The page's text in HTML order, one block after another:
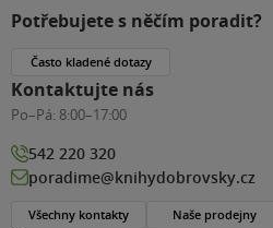
Potřebujete s něčím poradit?
Často kladené dotazy
Kontaktujte nás
Po–Pá: 8:00–17:00
542 220 320
poradime@knihydobrovsky.cz
Všechny kontakty Naše prodejny